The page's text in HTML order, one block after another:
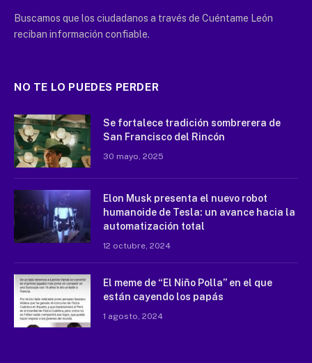
Buscamos que los ciudadanos a través de Cuéntame León
reciban información confiable.
NO TE LO PUEDES PERDER
Se fortalece tradición sombrerera de
San Francisco del Rincón
30 mayo, 2025
Elon Musk presenta el nuevo robot
humanoide de Tesla: un avance hacia la
automatización total
12 octubre, 2024
El meme de “El Niño Polla” en el que
están cayendo los papás
1 agosto, 2024